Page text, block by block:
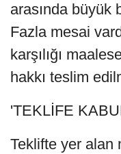
arasında büyük
Fazla mesai
karşılığı
hakkı teslim
'TEKLİFE
Teklifte yer alan